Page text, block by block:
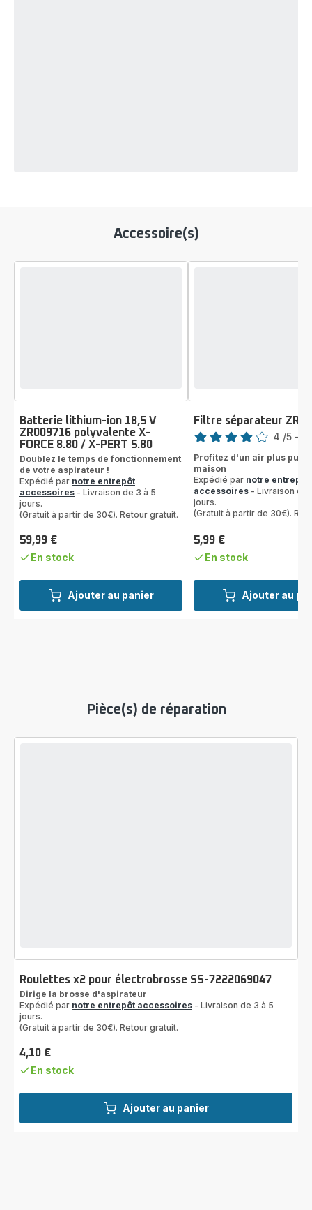
Accessoire(s)
Ajouter au panier
Batterie lithium-ion 18,5 V
ZR009716 polyvalente X-
FORCE 8.80 / X-PERT 5.80
Doublez le temps de fonctionnement
de votre aspirateur !
Expédié par notre entrepôt
accessoires - Livraison de 3 à 5
jours.
(Gratuit à partir de 30€). Retour gratuit.
Prix
59,99 €
En stock
Ajouter au
Filtre séparateur
Note
4
étoiles
(moyenne)
4 /5 -
Profitez d'un air plus pur
maison
Expédié par notre entrepôt
accessoires - Livraison de
jours.
(Gratuit à partir de 30€).
Prix
5,99 €
En stock
Pièce(s) de réparation
Ajouter au panier
Roulettes x2 pour électrobrosse SS-7222069047
Dirige la brosse d'aspirateur
Expédié par notre entrepôt accessoires - Livraison de 3 à 5
jours.
(Gratuit à partir de 30€). Retour gratuit.
Prix
4,10 €
En stock